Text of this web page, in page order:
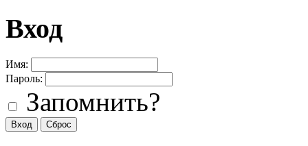
Вход
Имя:
Пароль:
Запомнить?